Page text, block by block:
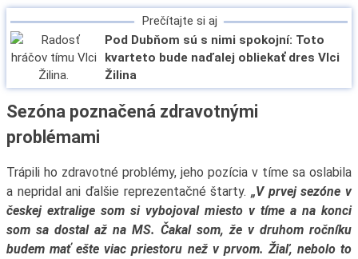
Prečítajte si aj
Pod Dubňom sú s nimi spokojní: Toto
kvarteto bude naďalej obliekať dres Vlci
Žilina
Sezóna poznačená zdravotnými
problémami
Trápili ho zdravotné problémy, jeho pozícia v tíme sa oslabila
a nepridal ani ďalšie reprezentačné štarty.„V prvej sezóne v
českej extralige som si vybojoval miesto v tíme a na konci
som sa dostal až na MS. Čakal som, že v druhom ročníku
budem mať ešte viac priestoru než v prvom. Žiaľ, nebolo to